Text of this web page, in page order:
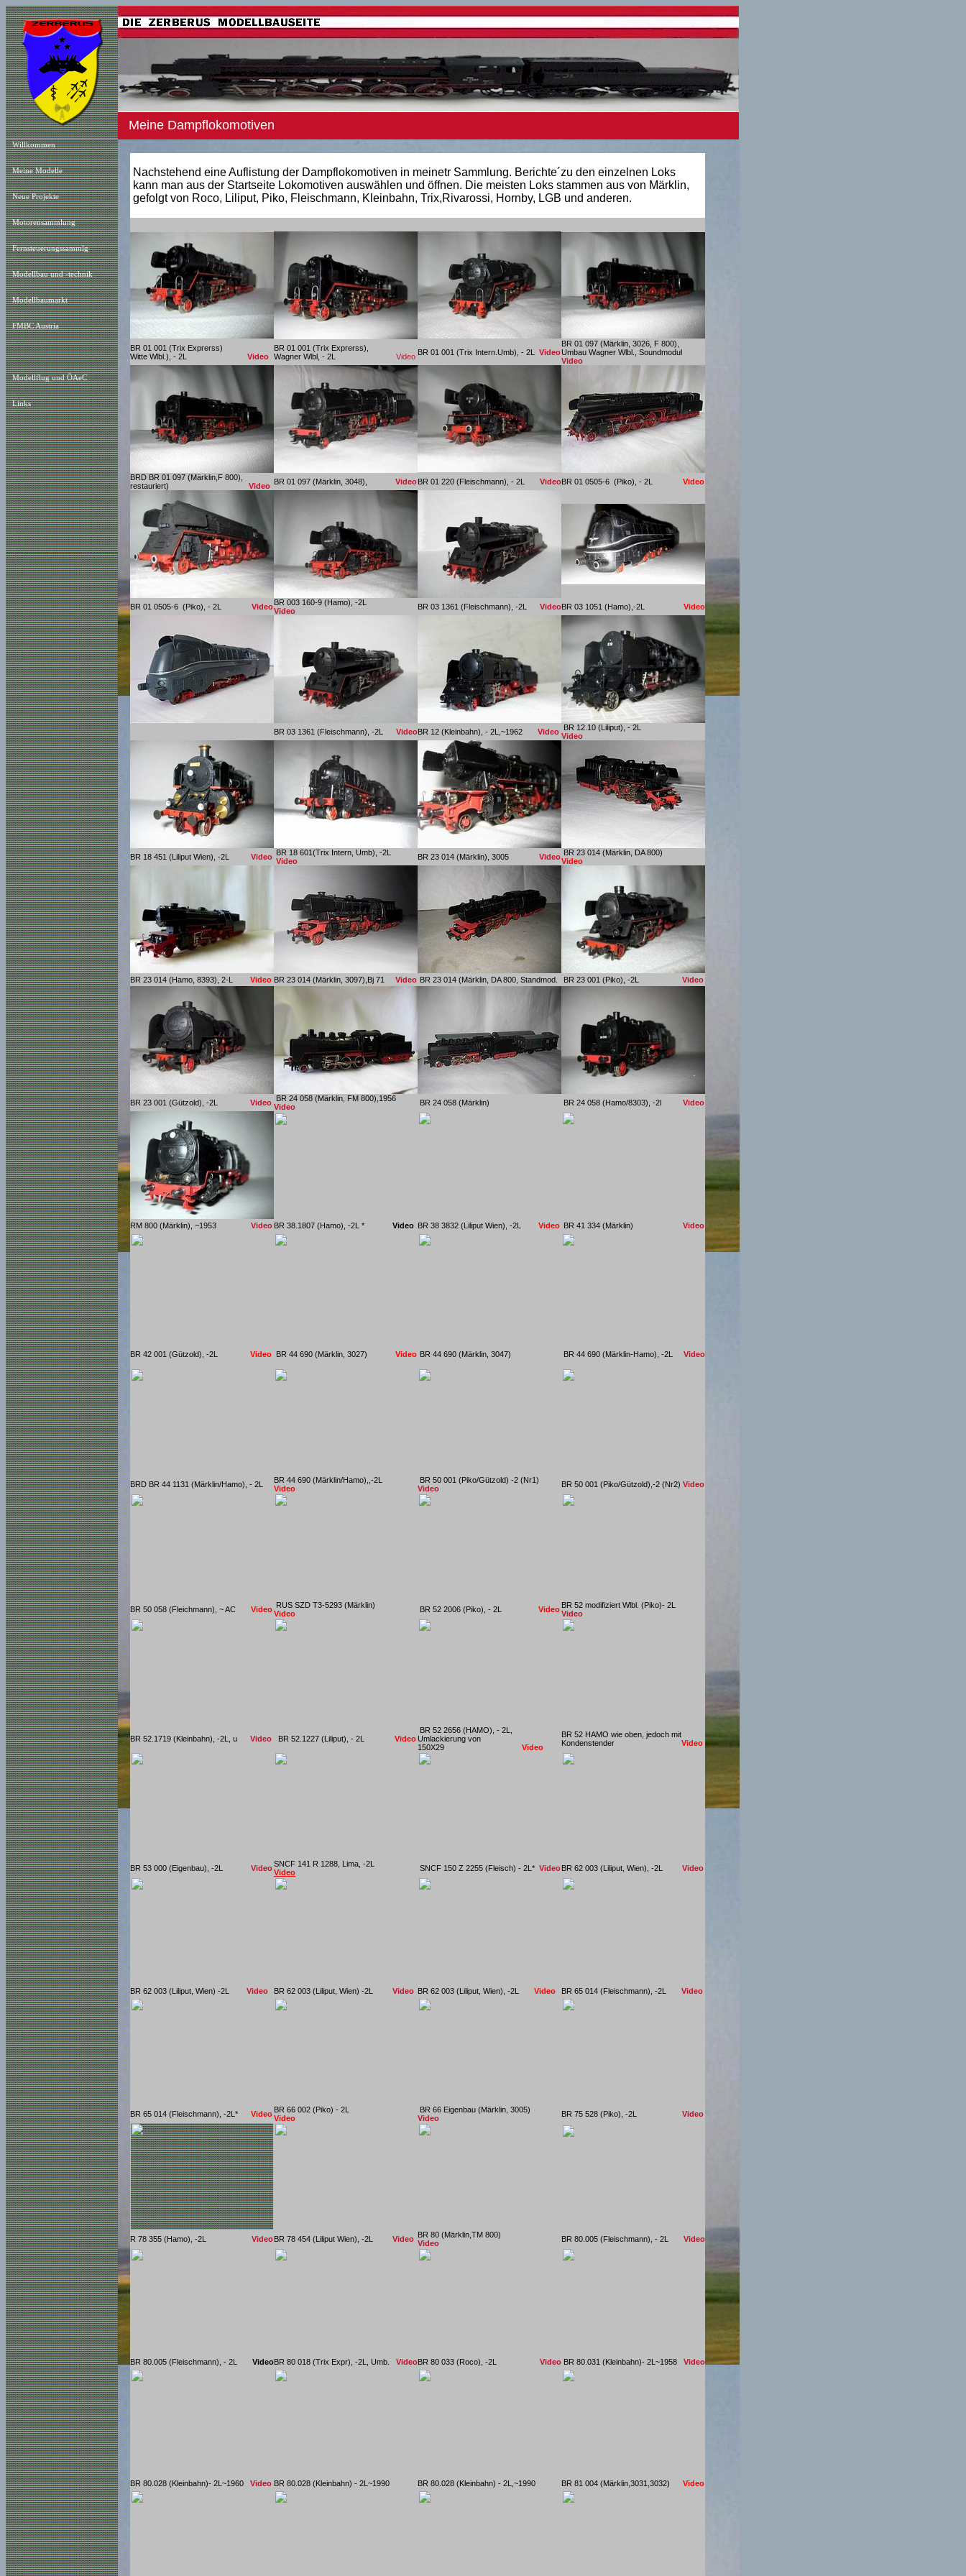
Willkommen
Meine Modelle
Neue Projekte
Motorensammlung
Fernsteuerungssammlg
Modellbau und -technik
Modellbaumarkt
FMBC Austria
Modellflug und ÖAeC
Links
Meine Dampflokomotiven
Nachstehend eine Auflistung der Dampflokomotiven in meinetr Sammlung. Berichte´zu den einzelnen Loks
kann man aus der Startseite Lokomotiven auswählen und öffnen. Die meisten Loks stammen aus von Märklin,
gefolgt von Roco, Liliput, Piko, Fleischmann, Kleinbahn, Trix,Rivarossi, Hornby, LGB und anderen.
BR 01 001 (Trix Exprerss)
Witte Wlbl.), - 2L Video
BR 01 001 (Trix Exprerss),
Wagner Wlbl, - 2L Video BR 01 001 (Trix Intern.Umb), - 2L Video
BR 01 097 (Märklin, 3026, F 800),
Umbau Wagner Wlbl., Soundmodul
Video
BRD BR 01 097 (Märklin,F 800),
restauriert) Video BR 01 097 (Märklin, 3048), VideoBR 01 220 (Fleischmann), - 2L VideoBR 01 0505-6 (Piko), - 2L Video
BR 01 0505-6 (Piko), - 2L VideoBR 003 160-9 (Hamo), -2L
Video
BR 03 1361 (Fleischmann), -2L VideoBR 03 1051 (Hamo),-2L Video
BR 03 1361 (Fleischmann), -2L VideoBR 12 (Kleinbahn), - 2L,~1962 Video BR 12.10 (Liliput), - 2L
Video
BR 18 451 (Liliput Wien), -2L Video BR 18 601(Trix Intern, Umb), -2L
Video
BR 23 014 (Märklin), 3005 Video BR 23 014 (Märklin, DA 800)
Video
BR 23 014 (Hamo, 8393), 2-L Video BR 23 014 (Märklin, 3097),Bj 71 Video BR 23 014 (Märklin, DA 800, Standmod. BR 23 001 (Piko), -2L Video
BR 23 001 (Gützold), -2L Video BR 24 058 (Märklin, FM 800),1956
Video
BR 24 058 (Märklin) BR 24 058 (Hamo/8303), -2l Video
RM 800 (Märklin), ~1953 Video BR 38.1807 (Hamo), -2L * Video BR 38 3832 (Liliput Wien), -2L Video BR 41 334 (Märklin) Video
BR 42 001 (Gützold), -2L Video BR 44 690 (Märklin, 3027) Video BR 44 690 (Märklin, 3047) BR 44 690 (Märklin-Hamo), -2L Video
BRD BR 44 1131 (Märklin/Hamo), - 2L
BR 44 690 (Märklin/Hamo),,-2L
Video
BR 50 001 (Piko/Gützold) -2 (Nr1)
Video
BR 50 001 (Piko/Gützold),-2 (Nr2) Video
BR 50 058 (Fleichmann), ~ AC Video RUS SZD T3-5293 (Märklin)
Video
BR 52 2006 (Piko), - 2L Video BR 52 modifiziert Wlbl. (Piko)- 2L
Video
BR 52.1719 (Kleinbahn), -2L, u Video BR 52.1227 (Liliput), - 2L Video
BR 52 2656 (HAMO), - 2L,
Umlackierung von
150X29 Video
BR 52 HAMO wie oben, jedoch mit
Kondenstender Video
BR 53 000 (Eigenbau), -2L VideoSNCF 141 R 1288, Lima, -2L
Video
SNCF 150 Z 2255 (Fleisch) - 2L* VideoBR 62 003 (Liliput, Wien), -2L Video
BR 62 003 (Liliput, Wien) -2L Video BR 62 003 (Liliput, Wien) -2L Video BR 62 003 (Liliput, Wien), -2L Video BR 65 014 (Fleischmann), -2L Video
BR 65 014 (Fleischmann), -2L* Video BR 66 002 (Piko) - 2L
Video
BR 66 Eigenbau (Märklin, 3005)
Video
BR 75 528 (Piko), -2L Video
R 78 355 (Hamo), -2L VideoBR 78 454 (Liliput Wien), -2L Video BR 80 (Märklin,TM 800)
Video
BR 80.005 (Fleischmann), - 2L Video
BR 80.005 (Fleischmann), - 2L VideoBR 80 018 (Trix Expr), -2L, Umb. VideoBR 80 033 (Roco), -2L Video BR 80.031 (Kleinbahn)- 2L~1958 Video
BR 80.028 (Kleinbahn)- 2L~1960 Video BR 80.028 (Kleinbahn) - 2L~1990 BR 80.028 (Kleinbahn) - 2L,~1990 BR 81 004 (Märklin,3031,3032) Video